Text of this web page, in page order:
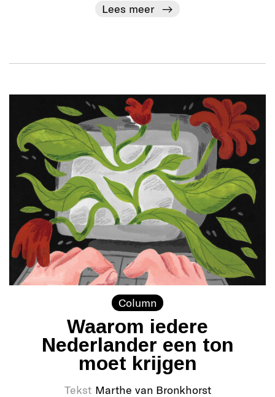
Lees meer
Column
Waarom iedere
Nederlander een ton
moet krijgen
Tekst Marthe van Bronkhorst